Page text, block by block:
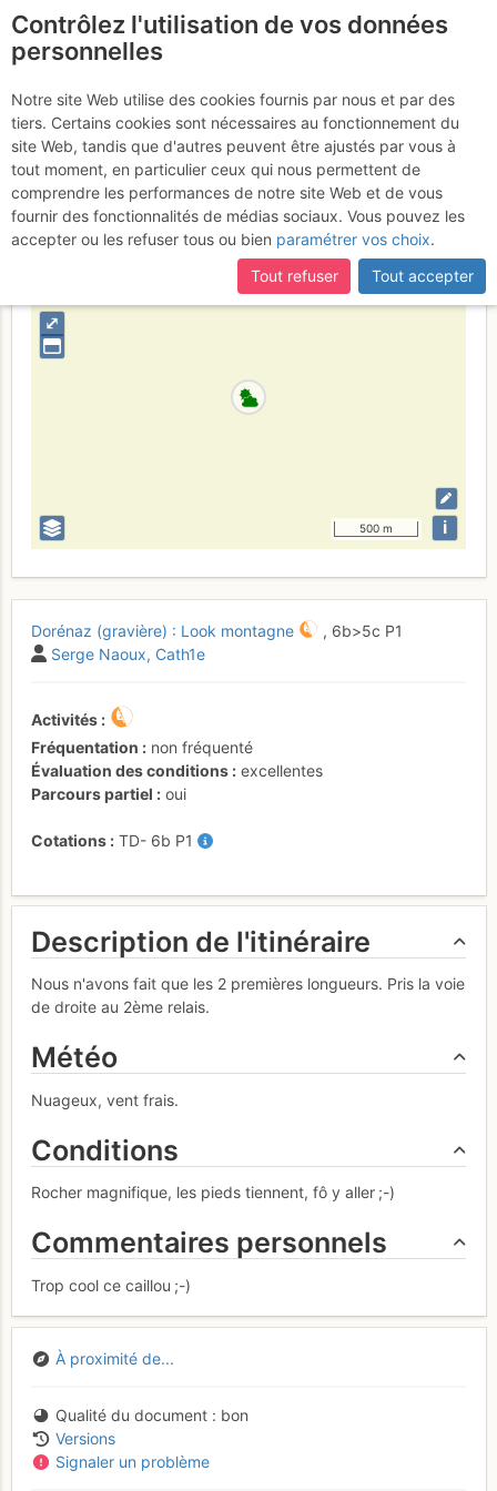
Dorénaz : Look
montagne
Samedi 15 avril 2017
Suisse Valais Alpes Vaudoises
⤢
500 m i
Dorénaz (gravière) : Look montagne , 6b>5c P1
Serge Naoux Cath1e
Activités
Fréquentation
non fréquenté
Évaluation des conditions
excellentes
Parcours partiel
oui
Cotations TD- 6b P1
Description de l'itinéraire
Nous n'avons fait que les 2 premières longueurs. Pris la voie
de droite au 2ème relais.
Météo
Nuageux, vent frais.
Conditions
Rocher magnifique, les pieds tiennent, fô y aller ;-)
Commentaires personnels
Trop cool ce caillou ;-)
À proximité de...
Qualité du document
bon
Versions
Signaler un problème
Contrôlez l'utilisation de vos données
personnelles
Notre site Web utilise des cookies fournis par nous et par des
tiers. Certains cookies sont nécessaires au fonctionnement du
site Web, tandis que d'autres peuvent être ajustés par vous à
tout moment, en particulier ceux qui nous permettent de
comprendre les performances de notre site Web et de vous
fournir des fonctionnalités de médias sociaux. Vous pouvez les
accepter ou les refuser tous ou bien paramétrer vos choix.
Tout refuser
Tout accepter